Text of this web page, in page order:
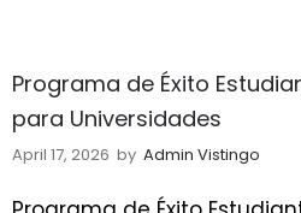
Programa de Éxito
para Universidades
April 17, 2026 by Admin Vistingo